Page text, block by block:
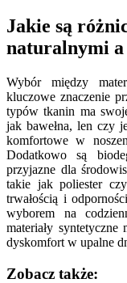
Jakie są
naturalnymi a
Wybór między
kluczowe znaczenie
typów tkanin ma
jak bawełna, len czy
komfortowe w
Dodatkowo są
przyjazne dla
takie jak poliester
trwałością i
wyborem na
materiały
dyskomfort w upalne
Zobacz także: